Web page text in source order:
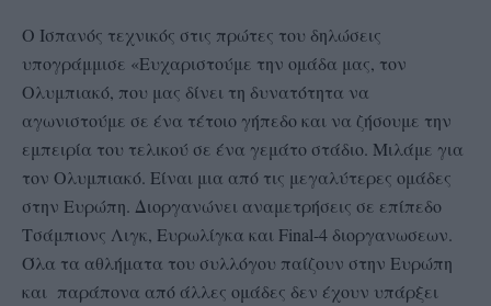
Ο Ισπανός τεχνικός στις πρώτες του δηλώσεις
υπογράμμισε «Ευχαριστούμε την ομάδα μας, τον
Ολυμπιακό, που μας δίνει τη δυνατότητα να
αγωνιστούμε σε ένα τέτοιο γήπεδο και να ζήσουμε την
εμπειρία του τελικού σε ένα γεμάτο στάδιο. Μιλάμε για
τον Ολυμπιακό. Είναι μια από τις μεγαλύτερες ομάδες
στην Ευρώπη. Διοργανώνει αναμετρήσεις σε επίπεδο
Τσάμπιονς Λιγκ, Ευρωλίγκα και Final-4 διοργανωσεων.
Όλα τα αθλήματα του συλλόγου παίζουν στην Ευρώπη
και παράπονα από άλλες ομάδες δεν έχουν υπάρξει